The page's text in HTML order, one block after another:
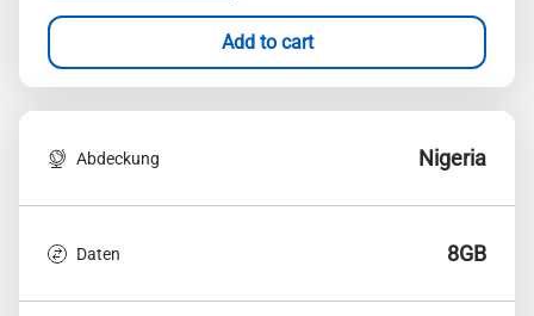
Add to cart
Abdeckung Nigeria
Daten 8GB